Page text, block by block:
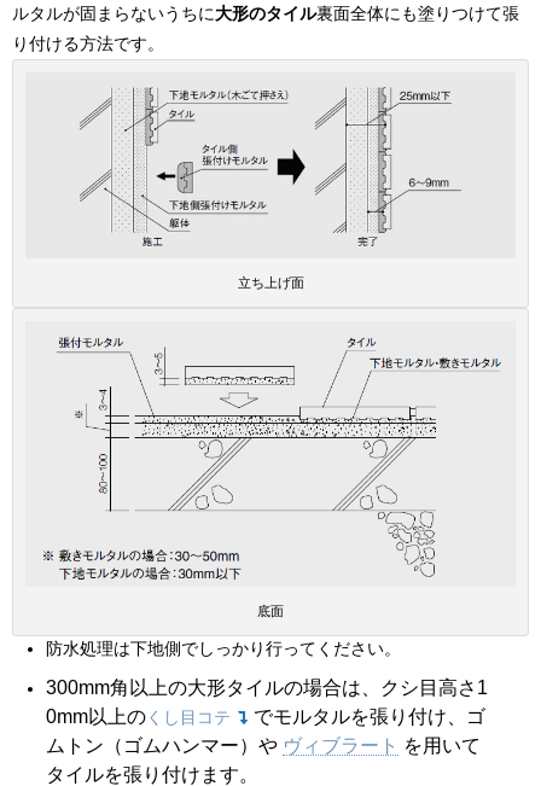
ルタルが固まらないうちに大形のタイル裏面全体にも塗りつけて張
り付ける方法です。
立ち上げ面
底面
防水処理は下地側でしっかり行ってください。
300mm角以上の大形タイルの場合は、クシ目高さ1
0mm以上の くし目コテ
でモルタルを張り付け、ゴ
ムトン（ゴムハンマー）や ヴィブラート
を用いて
タイルを張り付けます。